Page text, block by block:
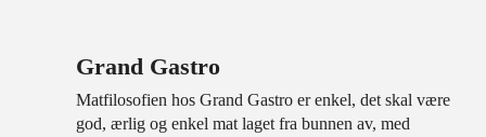
Grand Gastro
Matfilosofien hos Grand Gastro er enkel, det skal være
god, ærlig og enkel mat laget fra bunnen av, med